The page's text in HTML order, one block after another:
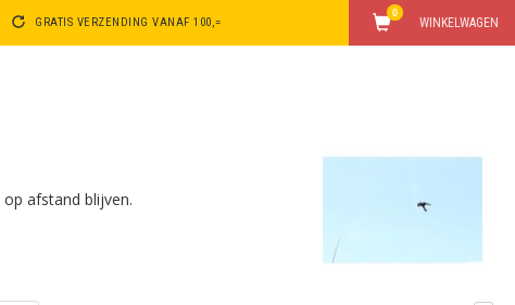
GRATIS VERZENDING VANAF 100,= WINKELWAGEN
0
afstand blijven.